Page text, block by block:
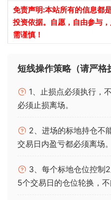
免责声明:本站所有的信息都
投资依据。自愿，自由参与
需谨慎！
短线操作策略（请严格
1、止损点必须执行，
必须止损离场。
2、进场的标地持仓不
交易日内盈亏都必须离场。
3、每个标地仓位控制
5个交易日的仓位轮换，不